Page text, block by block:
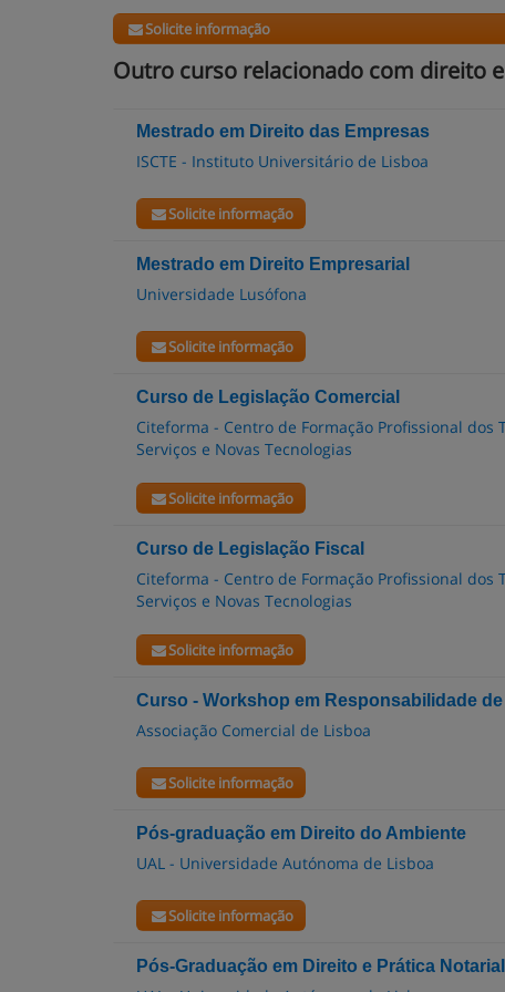
Solicite informação
Outro curso relacionado com direito
Mestrado em Direito das Empresas
ISCTE - Instituto Universitário de Lisboa
Solicite informação
Mestrado em Direito Empresarial
Universidade Lusófona
Solicite informação
Curso de Legislação Comercial
Citeforma - Centro de Formação Profissional dos
Serviços e Novas Tecnologias
Solicite informação
Curso de Legislação Fiscal
Citeforma - Centro de Formação Profissional dos
Serviços e Novas Tecnologias
Solicite informação
Curso - Workshop em Responsabilidade
Associação Comercial de Lisboa
Solicite informação
Pós-graduação em Direito do Ambiente
UAL - Universidade Autónoma de Lisboa
Solicite informação
Pós-Graduação em Direito e Prática Notarial